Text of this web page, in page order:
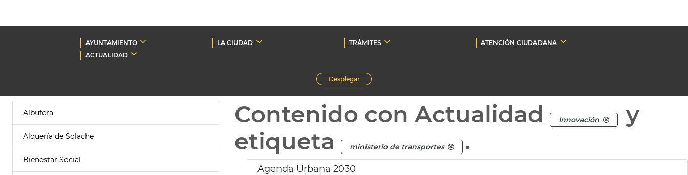
AYUNTAMIENTO LA CIUDAD TRÁMITES
ATENCIÓN CIUDADANA
ACTUALIDAD
Desplegar
Albufera
Alquería de Solache
Bienestar Social
Contenido con Actualidad Innovación
y
etiqueta
ministerio de transportes .
Agenda Urbana 2030